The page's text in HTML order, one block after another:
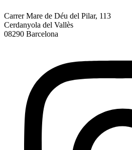
Carrer Mare de Déu del Pilar, 113
Cerdanyola del Vallès
08290 Barcelona